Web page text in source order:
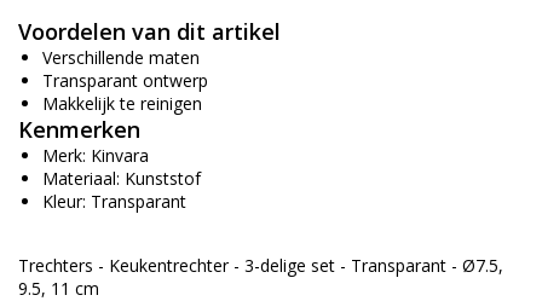
Voordelen van dit artikel
Verschillende maten
Transparant ontwerp
Makkelijk te reinigen
Kenmerken
Merk: Kinvara
Materiaal: Kunststof
Kleur: Transparant
Trechters - Keukentrechter - 3-delige set - Transparant - Ø7.5,
9.5, 11 cm